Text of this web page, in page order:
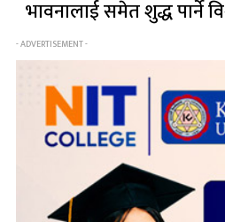
भावनालाई समेत शुद्ध पार्ने
- ADVERTISEMENT -